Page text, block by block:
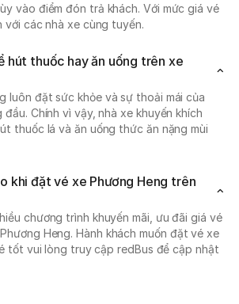
vào điểm đón trả khách. Với mức giá vé
với các nhà xe cùng tuyến.
hút thuốc hay ăn uống trên xe
luôn đặt sức khỏe và sự thoải mái của
đầu. Chính vì vậy, nhà xe khuyến khích
thuốc lá và ăn uống thức ăn nặng mùi
khi đặt vé xe Phương Heng trên
chương trình khuyến mãi, ưu đãi giá vé
Heng. Hành khách muốn đặt vé xe
tốt vui lòng truy cập redBus để cập nhật